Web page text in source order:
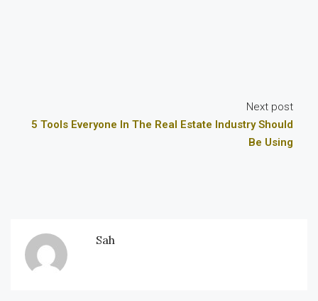
Next post
5 Tools Everyone In The Real Estate Industry Should
Be Using
Sah